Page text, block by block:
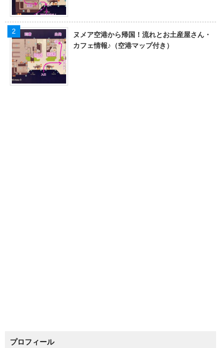
ヌメア空港から帰国！流れとお土産屋さん・
カフェ情報♪（空港マップ付き）
プロフィール